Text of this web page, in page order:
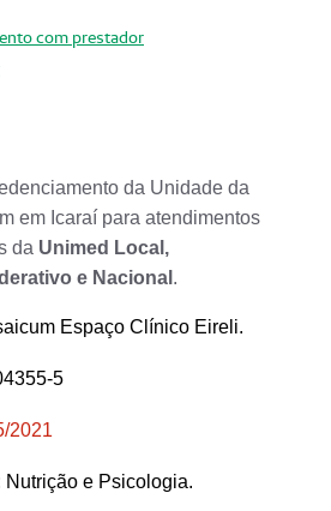
com prestador
da Unidade da
em Icaraí para atendimentos
da Unimed Local,
e Nacional .
Espaço Clínico Eireli.
5
2021
Nutrição e Psicologia.